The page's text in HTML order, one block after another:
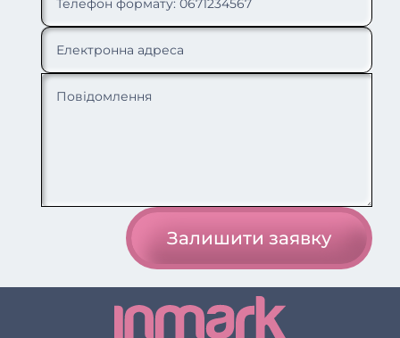
Залишити заявку